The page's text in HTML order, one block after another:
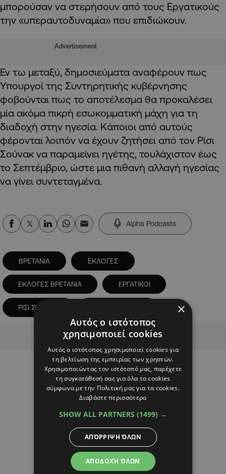
μπορούσαν να στερήσουν από τους Εργατικούς
την «υπεραυτοδυναμία» που επιδιώκουν.
Advertisement
Εν τω μεταξύ, δημοσιεύματα αναφέρουν πως
Υπουργοί της Συντηρητικής κυβέρνησης
φοβούνται πως το αποτέλεσμα θα προκαλέσει
μία ακόμα πικρή εσωκομματική μάχη για τη
διαδοχή στην ηγεσία. Κάποιοι από αυτούς
φέρονται λοιπόν να έχουν ζητήσει από τον Ρίσι
Σούνακ να παραμείνει ηγέτης, τουλάχιστον έως
το Σεπτέμβριο, ώστε μια πιθανή αλλαγή ηγεσίας
να γίνει συντεταγμένα.
Alpha Podcasts
ΒΡΕΤΑΝΙΑ ΕΚΛΟΓΕΣ
ΕΚΛΟΓΕΣ ΒΡΕΤΑΝΙΑ ΕΡΓΑΤΙΚΟΙ
ΡΙΣΙ ΣΟΥΝΑΚ
Advertisement
×
Αυτός ο ιστότοπος
χρησιμοποιεί cookies
Αυτός ο ιστότοπος χρησιμοποιεί cookies για
τη βελτίωση της εμπειρίας των χρηστών.
Χρησιμοποιώντας τον ιστότοπό μας, παρέχετε
τη συγκατάθεσή σας για όλα τα cookies
σύμφωνα με την Πολιτική μας για τα cookies.
Διαβάστε περισσότερα
SHOW ALL PARTNERS (1499) →
ΑΠΟΔΟΧΉ ΌΛΩΝ
ΑΠΌΡΡΙΨΗ ΌΛΩΝ